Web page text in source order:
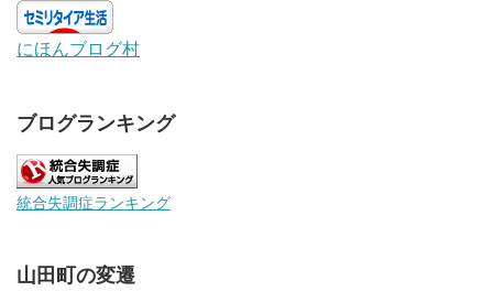
にほんブログ村
ブログランキング
統合失調症ランキング
山田町の変遷